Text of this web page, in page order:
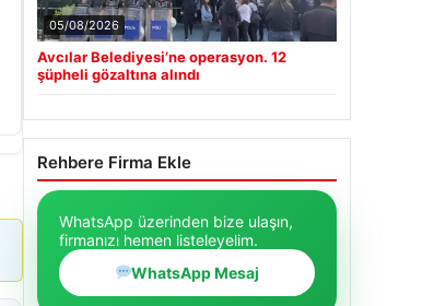
05/08/2026
Avcılar Belediyesi’ne operasyon. 12
şüpheli gözaltına alındı
Rehbere Firma Ekle
WhatsApp üzerinden bize ulaşın,
firmanızı hemen listeleyelim.
WhatsApp Mesaj